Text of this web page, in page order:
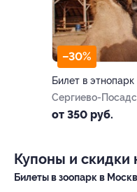
–30%
Билет в
Сергиево-
Морозово, д. 2
от 350 руб.
Купоны и скидки
Билеты в зоопарк в